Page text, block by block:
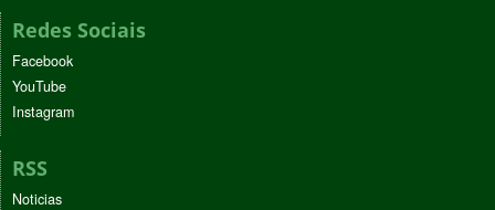
Redes Sociais
Facebook
YouTube
Instagram
RSS
Noticias